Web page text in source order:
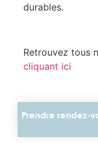
durables.
Retrouvez tous
cliquant ici
Prendre rendez-